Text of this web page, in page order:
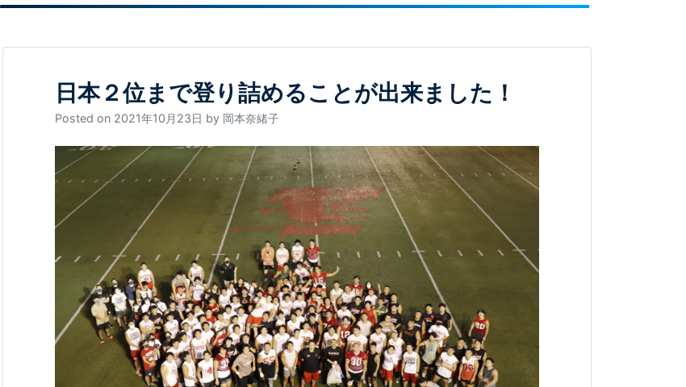
日本２位まで登り詰めることが出来ました！
Posted on 2021年10月23日 by 岡本奈緒子